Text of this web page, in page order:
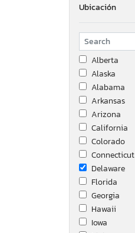
Ubicación
Alberta
Alaska
Alabama
Arkansas
Arizona
California
Colorado
Connecticut
Delaware
Florida
Georgia
Hawaii
Iowa